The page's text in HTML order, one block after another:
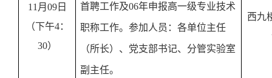
11 月 09日
（下午4：
30）
首聘工作及06年申报高一级专业技术
职称工作。参加人员：各单位主任
（所长）、党支部书记、分管实验室
副主任。
西九